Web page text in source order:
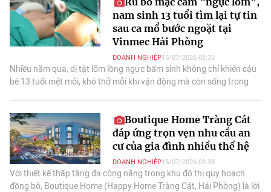
nam sinh 13 tuổi tìm lại tự tin
sau ca mổ bước ngoặt tại
Vinmec Hải Phòng
DOANH NGHIỆP15/07/2026 08:33
Nhiều năm qua, dị tật lõm lồng ngực bẩm sinh không chỉ khiến cậu
bé 13 tuổi mệt mỏi, khó thở mỗi khi vận động mà còn sống trong
Boutique Home Tràng Cát
đáp ứng trọn vẹn nhu cầu an
cư của gia đình nhiều thế hệ
DOANH NGHIỆP15/07/2026 08:38
Với thiết kế thấp tầng đa công năng trong khu đô thị quy hoạch
đồng bộ, Boutique Home (Happy Home Tràng Cát, Hải Phòng) là lời